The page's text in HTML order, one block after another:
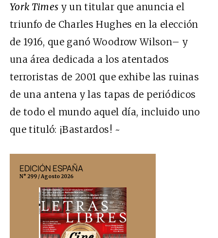
York Times y un titular que anuncia el
triunfo de Charles Hughes en la elección
de 1916, que ganó Woodrow Wilson– y
una área dedicada a los atentados
terroristas de 2001 que exhibe las ruinas
de una antena y las tapas de periódicos
de todo el mundo aquel día, incluido uno
que tituló: ¡Bastardos! ~
EDICIÓN ESPAÑA
N° 299 / Agosto 2026